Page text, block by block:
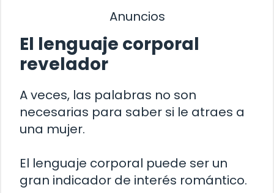
Anuncios
El lenguaje corporal
revelador
A veces, las palabras no son
necesarias para saber si le atraes a
una mujer.
El lenguaje corporal puede ser un
gran indicador de interés romántico.